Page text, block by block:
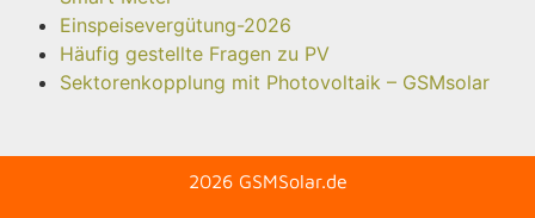
Einspeisevergütung-2026
Häufig gestellte Fragen zu PV
Sektorenkopplung mit Photovoltaik – GSMsolar
2026 GSMSolar.de